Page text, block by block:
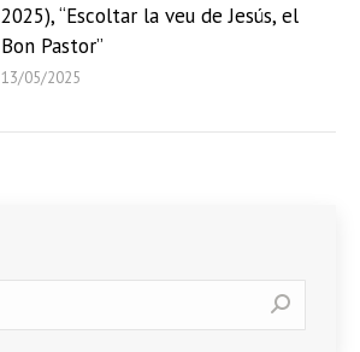
2025), “Escoltar la veu de Jesús, el
Bon Pastor”
13/05/2025